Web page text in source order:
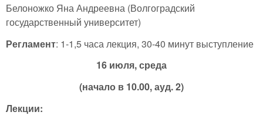
Белоножко Яна Андреевна (Волгоградский
государственный университет)
Регламент: 1-1,5 часа лекция, 30-40 минут выступление
16 июля, среда
(начало в 10.00, ауд. 2)
Лекции: